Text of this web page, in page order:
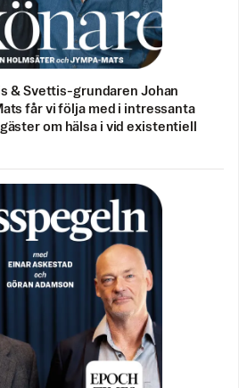
& Svettis-grundaren Johan
får vi följa med i intressanta
om hälsa i vid existentiell